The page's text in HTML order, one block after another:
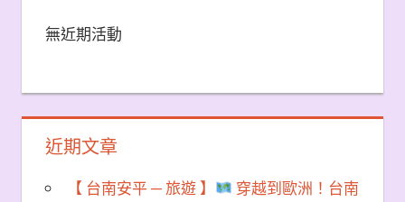
無近期活動
近期文章
【 台南安平 ─ 旅遊 】
穿越到歐洲！台南